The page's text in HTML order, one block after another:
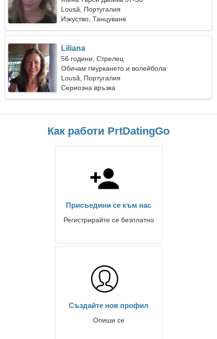
Lousã, Португалия
Изкуство, Танцуване
Liliana
56 години, Стрелец
Обичам гмуркането и волейбола
Lousã, Португалия
Сериозна връзка
Как работи PrtDatingGo
Присъедини се към нас
Регистрирайте се безплатно
Създайте нов профил
Опиши се